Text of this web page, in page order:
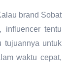
brand Sobat
influencer tentu
tujuannya untuk
waktu cepat,